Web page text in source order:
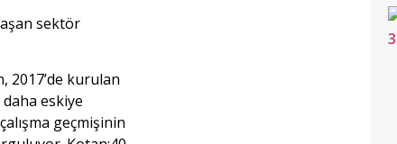
sektör
2017’de kurulan
eskiye
geçmişinin